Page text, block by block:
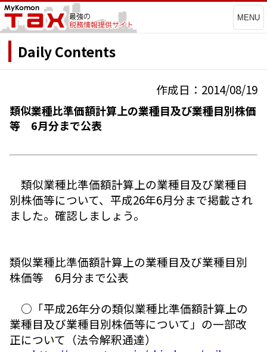
MENU
Daily Contents
作成日：2014/08/19
類似業種比準価額計算上の業種目及び業種目別株価
等 6月分まで公表
類似業種比準価額計算上の業種目及び業種目
別株価等について、平成26年6月分まで掲載され
ました。確認しましょう。
類似業種比準価額計算上の業種目及び業種目別
株価等 6月分まで公表
○「平成26年分の類似業種比準価額計算上の
業種目及び業種目別株価等について」の一部改
正について（法令解釈通達）